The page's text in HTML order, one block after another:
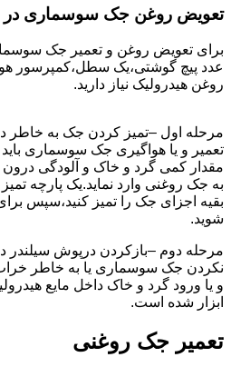
تعویض روغن جک سوسماری
برای تعویض روغن و تعمیر جک
عدد پیچ گوشتی،یک سطل،کمپرسور
روغن هیدرولیک نیاز دارید.
مرحله اول –تمیز کردن جک به خاطر
تعمیر و یا هواگیری جک سوسماری
مقدار کمی گرد و خاک و آلودگی درون
به جک روغنی وارد نماید.یک پارچه
بقیه اجزای جک را تمیز کنید،سپس
شوید.
مرحله دوم –بازکردن درپوش سیلندر
نکردن جک سوسماری یا به خاطر
و یا ورود گرد و خاک داخل مایع
ابزار شده است.
تعمیر جک روغنی